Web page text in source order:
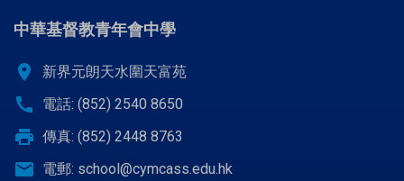
中華基督教青年會中學
location_on 新界元朗天水圍天富苑
call 電話: (852) 2540 8650
print 傳真: (852) 2448 8763
email 電郵: school@cymcass.edu.hk